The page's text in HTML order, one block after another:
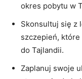
okres⁣ pobytu w
Skonsultuj⁤ się z
szczepień,
do Tajlandii.
Zaplanuj swoje